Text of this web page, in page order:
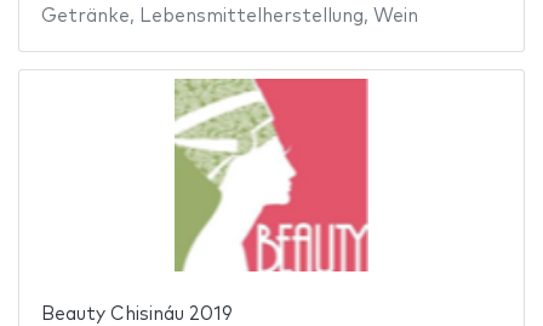
Getränke, Lebensmittelherstellung, Wein
Beauty Chisináu 2019